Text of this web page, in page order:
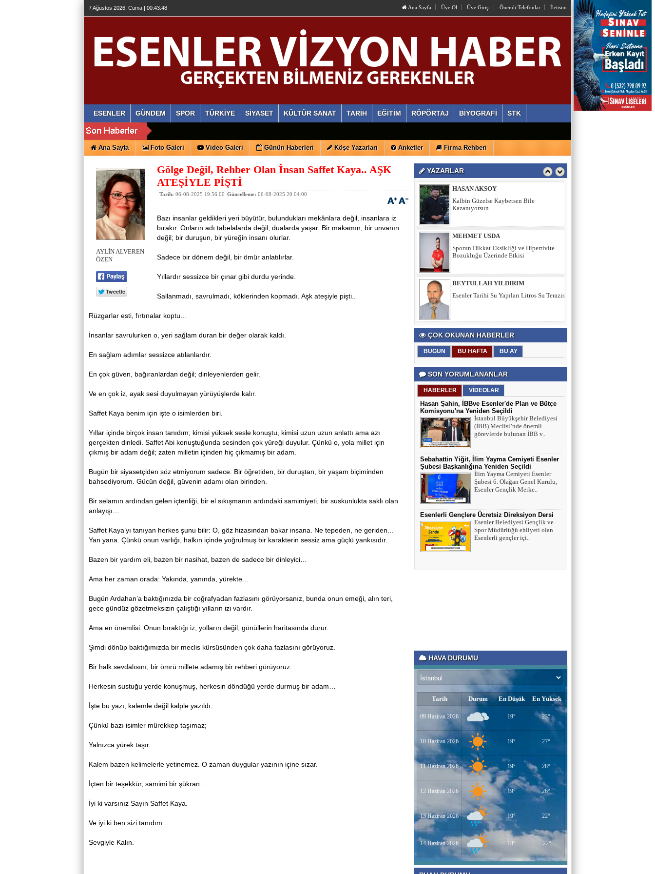
7 Ağustos 2026, Cuma | 00:43:48 Ana Sayfa Üye Ol Üye Girişi Önemli Telefonlar İletisim
ESENLER GÜNDEM SPOR TÜRKİYE SİYASET KÜLTÜR SANAT TARİH EĞİTİM RÖPÖRTAJ BİYOGRAFİ STK
Ana Sayfa Foto Galeri Video Galeri Günün Haberleri Köşe Yazarları Anketler Firma Rehberi
AYLİN ALVEREN
ÖZEN
Gölge Değil, Rehber Olan İnsan Saffet Kaya.. AŞK
ATEŞİYLE PİŞTİ
Tarih: 06-08-2025 19:56:00 Güncelleme: 06-08-2025 20:04:00
Bazı insanlar geldikleri yeri büyütür, bulundukları mekânlara değil, insanlara iz
bırakır. Onların adı tabelalarda değil, dualarda yaşar. Bir makamın, bir unvanın
değil; bir duruşun, bir yüreğin insanı olurlar.
Sadece bir dönem değil, bir ömür anlatılırlar.
Yıllardır sessizce bir çınar gibi durdu yerinde.
Sallanmadı, savrulmadı, köklerinden kopmadı. Aşk ateşiyle pişti..
Rüzgarlar esti, fırtınalar koptu…
İnsanlar savrulurken o, yeri sağlam duran bir değer olarak kaldı.
En sağlam adımlar sessizce atılanlardır.
En çok güven, bağıranlardan değil; dinleyenlerden gelir.
Ve en çok iz, ayak sesi duyulmayan yürüyüşlerde kalır.
Saffet Kaya benim için işte o isimlerden biri.
Yıllar içinde birçok insan tanıdım; kimisi yüksek sesle konuştu, kimisi uzun uzun anlattı ama azı
gerçekten dinledi. Saffet Abi konuştuğunda sesinden çok yüreği duyulur. Çünkü o, yola millet için
çıkmış bir adam değil; zaten milletin içinden hiç çıkmamış bir adam.
Bugün bir siyasetçiden söz etmiyorum sadece. Bir öğretiden, bir duruştan, bir yaşam biçiminden
bahsediyorum. Gücün değil, güvenin adamı olan birinden.
Bir selamın ardından gelen içtenliği, bir el sıkışmanın ardındaki samimiyeti, bir suskunlukta saklı olan
anlayışı…
Saffet Kaya’yı tanıyan herkes şunu bilir: O, göz hizasından bakar insana. Ne tepeden, ne geriden...
Yan yana. Çünkü onun varlığı, halkın içinde yoğrulmuş bir karakterin sessiz ama güçlü yankısıdır.
Bazen bir yardım eli, bazen bir nasihat, bazen de sadece bir dinleyici…
Ama her zaman orada: Yakında, yanında, yürekte...
Bugün Ardahan’a baktığınızda bir coğrafyadan fazlasını görüyorsanız, bunda onun emeği, alın teri,
gece gündüz gözetmeksizin çalıştığı yılların izi vardır.
Ama en önemlisi: Onun bıraktığı iz, yolların değil, gönüllerin haritasında durur.
Şimdi dönüp baktığımızda bir meclis kürsüsünden çok daha fazlasını görüyoruz.
Bir halk sevdalısını, bir ömrü millete adamış bir rehberi görüyoruz.
Herkesin sustuğu yerde konuşmuş, herkesin döndüğü yerde durmuş bir adam…
İşte bu yazı, kalemle değil kalple yazıldı.
Çünkü bazı isimler mürekkep taşımaz;
Yalnızca yürek taşır.
Kalem bazen kelimelerle yetinemez. O zaman duygular yazının içine sızar.
İçten bir teşekkür, samimi bir şükran…
İyi ki varsınız Sayın Saffet Kaya.
Ve iyi ki ben sizi tanıdım..
Sevgiyle Kalın.
YAZARLAR
OSMAN HAZIR
AYLİN ALVEREN ÖZEN
SEN SACA GEL YETER
ERDİ ÖZGÜL
Ahlaki Yozlaşma Platformları
HASAN AKSOY
Kalbin Güzelse Kaybetsen Bile
Kazanıyorsun
MEHMET USDA
Sporun Dikkat Eksikliği ve Hipertivite
BEYTULLAH YILDIRIM
Esenler Tarihi Su Yapıları Litros Su Terazisi
HÜSEYİN YILMAZ
TARIK SEZAİ KARATEPE
İstanbul Sözleşmesi değil, 'Veda Hutbesi!
AYŞE GÜL ÖZER
Aklın Sustuğu Yerde, “Ş İ D D E T”
Konuşur!
MUSTAFA KARACA
HAYVAN HAKLARI
AV. SEDAT İLBEGİ
YENİ PARTİ (Seçilmişlerin Mahvına,
Statükonun Devamına…)
HAMZA BALCI
"DİRİ DİRİ TOPRAĞA GÖMÜLEN
KIZA,HANGİ GÜNAHTAN ÖTÜRÜ
ZAMAN..." (TEKVİR, 8-9)
Kadın İstihdamı mı, Aileyi Bitirme Projesi
mi?
Tarık Sharabaty
Yapay Zeka ve İş Hayatındaki Değişimler
Esenlerin Ablası
BAŞARILI OLMANIN SIRLARI
Sümeyye KAYA
Miraç Gecesi
Muhammed Süleyman Çelebi
ÇOK OKUNAN HABERLER
BUGÜN BU HAFTA BU AY
SON YORUMLANANLAR
HABERLER VİDEOLAR
Hasan Şahin, İBBve Esenler'de Plan ve Bütçe
Komisyonu'na Yeniden Seçildi
İstanbul Büyükşehir Belediyesi
(İBB) Meclisi’nde önemli
görevlerde bulunan İBB v..
Sebahattin Yiğit, İlim Yayma Cemiyeti Esenler
Şubesi Başkanlığına Yeniden Seçildi
İlim Yayma Cemiyeti Esenler
Şubesi 6. Olağan Genel Kurulu,
Esenler Gençlik Merke..
Esenlerli Gençlere Ücretsiz Direksiyon Dersi
Esenler Belediyesi Gençlik ve
Spor Müdürlüğü ehliyeti olan
Esenlerli gençler içi..
HAVA DURUMU
Tarih Durum En Düşük En Yüksek
09 Haziran 2026 19° 23°
10 Haziran 2026 19° 27°
11 Haziran 2026 19° 28°
12 Haziran 2026 19° 26°
13 Haziran 2026 19° 22°
14 Haziran 2026 18° 22°